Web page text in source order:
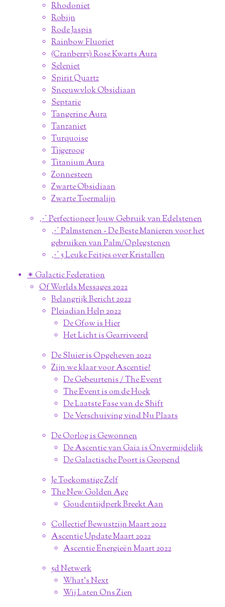
Rhodoniet
Robijn
Rode Jaspis
Rainbow Fluoriet
(Cranberry) Rose Kwarts Aura
Seleniet
Spirit Quartz
Sneeuwvlok Obsidiaan
Septarie
Tangerine Aura
Tanzaniet
Turquoise
Tijgeroog
Titanium Aura
Zonnesteen
Zwarte Obsidiaan
Zwarte Toermalijn
⋰ Perfectioneer Jouw Gebruik van Edelstenen
⋰ Palmstenen - De Beste Manieren voor het
gebruiken van Palm/Oplegstenen
⋰ 5 Leuke Feitjes over Kristallen
✴︎ Galactic Federation
Of Worlds Messages 2022
Belangrijk Bericht 2022
Pleiadian Help 2022
De Gfow is Hier
Het Licht is Gearriveerd
De Sluier is Opgeheven 2022
Zijn we klaar voor Ascentie?
De Gebeurtenis / The Event
The Event is om de Hoek
De Laatste Fase van de Shift
De Verschuiving vind Nu Plaats
De Oorlog is Gewonnen
De Ascentie van Gaia is Onvermijdelijk
De Galactische Poort is Geopend
Je Toekomstige Zelf
The New Golden Age
Goudentijdperk Breekt Aan
Collectief Bewustzijn Maart 2022
Ascentie Update Maart 2022
Ascentie Energieën Maart 2022
5d Netwerk
What's Next
Wij Laten Ons Zien